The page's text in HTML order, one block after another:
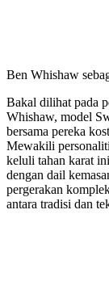
Ben Whishaw
Bakal dilihat pada
Whishaw, model
bersama pereka
Mewakili
keluli tahan karat
dengan dail
pergerakan
antara tradisi dan